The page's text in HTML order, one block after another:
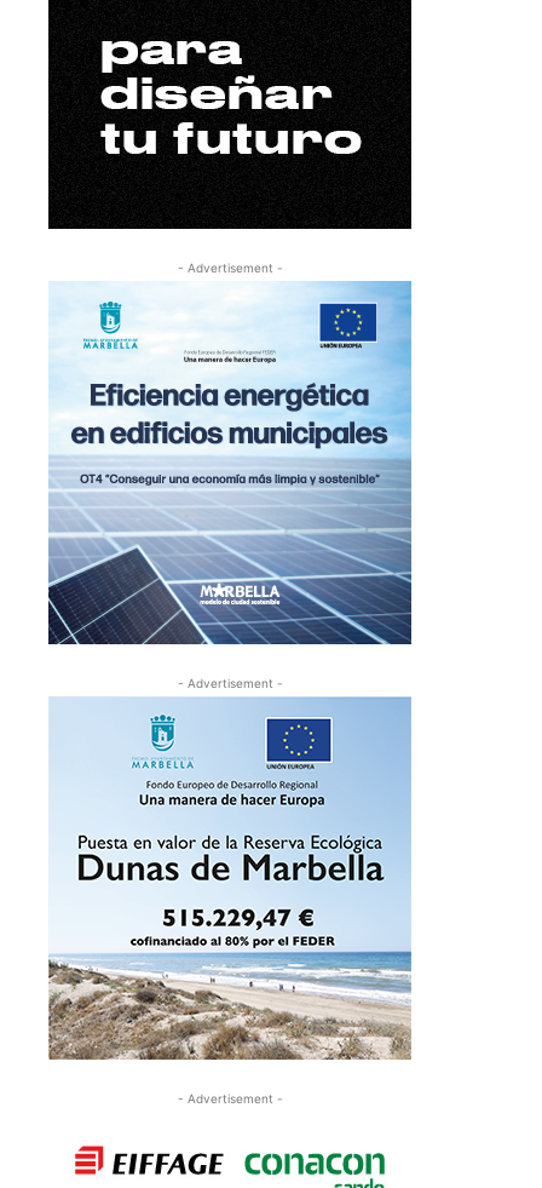
- Advertisement -
- Advertisement -
- Advertisement -